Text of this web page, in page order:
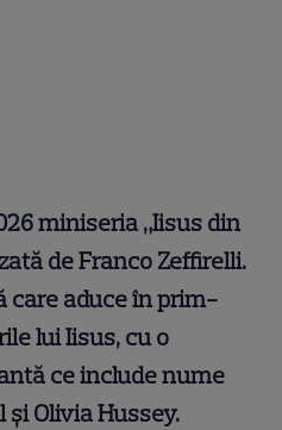
miniseria „Iisus din
de Franco Zeffirelli.
care aduce în prim-
lui Iisus, cu o
ce include nume
și Olivia Hussey.